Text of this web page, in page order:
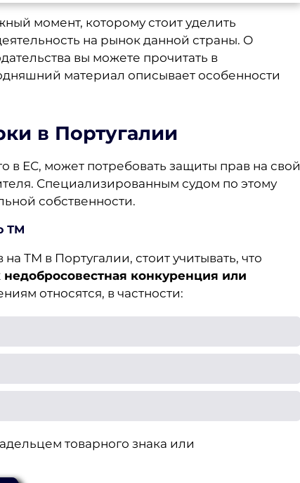
момент, которому стоит уделить
на рынок данной страны. О
вы можете прочитать в
материал описывает особенности
в Португалии
в ЕС, может потребовать защиты прав на свой
Специализированным судом по этому
собственности.
ТМ
ТМ в Португалии, стоит учитывать, что
недобросовестная конкуренция или
относятся, в частности:
товарного знака или